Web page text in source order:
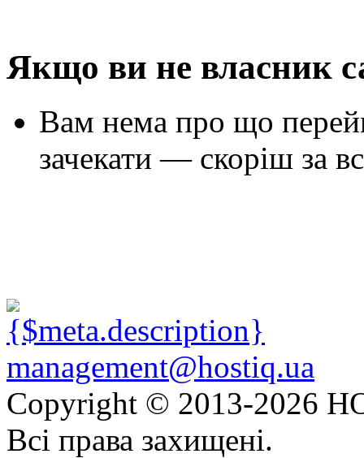
Якщо ви не власник
Вам нема про що
зачекати — скоріш за
management@hostiq.ua
Copyright © 2013-2026
Всі права захищені.